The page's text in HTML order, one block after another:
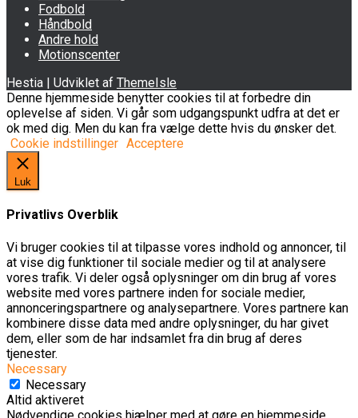
Fodbold
Håndbold
Andre hold
Motionscenter
Hestia | Udviklet af ThemeIsle
Denne hjemmeside benytter cookies til at forbedre din
oplevelse af siden. Vi går som udgangspunkt udfra at det er
ok med dig. Men du kan fra vælge dette hvis du ønsker det.
Cookie indstillinger Acceptere
Luk
Privatlivs Overblik
Vi bruger cookies til at tilpasse vores indhold og annoncer, til
at vise dig funktioner til sociale medier og til at analysere
vores trafik. Vi deler også oplysninger om din brug af vores
website med vores partnere inden for sociale medier,
annonceringspartnere og analysepartnere. Vores partnere kan
kombinere disse data med andre oplysninger, du har givet
dem, eller som de har indsamlet fra din brug af deres
tjenester.
Necessary
Necessary
Altid aktiveret
Nødvendige cookies hjælper med at gøre en hjemmeside